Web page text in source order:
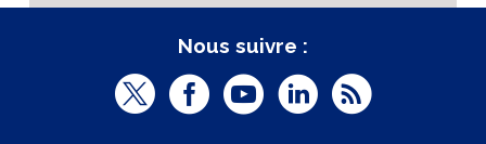
Nous suivre :
T
F
Y
L
R